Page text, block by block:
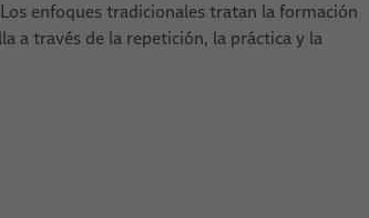
enfoques tradicionales tratan la formación
a través de la repetición, la práctica y la